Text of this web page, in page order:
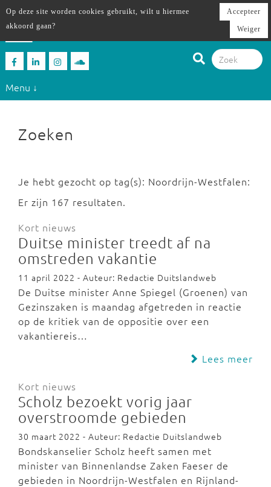
Menu ↓
Zoeken
Je hebt gezocht op tag(s): Noordrijn-Westfalen:
Er zijn 167 resultaten.
Kort nieuws
Duitse minister treedt af na
omstreden vakantie
11 april 2022 - Auteur: Redactie Duitslandweb
De Duitse minister Anne Spiegel (Groenen) van
Gezinszaken is maandag afgetreden in reactie
op de kritiek van de oppositie over een
vakantiereis…
Lees meer
Kort nieuws
Scholz bezoekt vorig jaar
overstroomde gebieden
30 maart 2022 - Auteur: Redactie Duitslandweb
Bondskanselier Scholz heeft samen met
minister van Binnenlandse Zaken Faeser de
gebieden in Noordrijn-Westfalen en Rijnland-
Op deze site worden cookies gebruikt, wilt u hiermee
akkoord gaan?
Accepteer
Weiger